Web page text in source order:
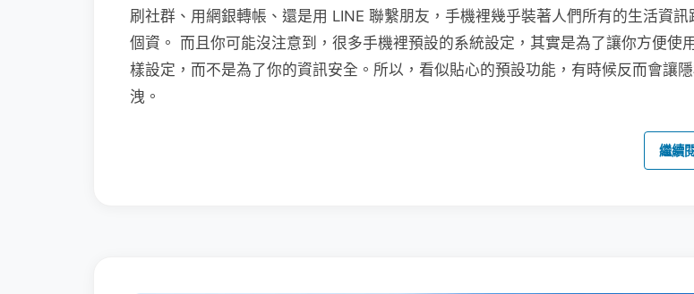
刷社群、用網銀轉帳、還是用 LINE 聯繫朋友，手機裡幾乎裝著人們所有的生活資訊
個資。 而且你可能沒注意到，很多手機裡預設的系統設定，其實是為了讓你方便使
樣設定，而不是為了你的資訊安全。所以，看似貼心的預設功能，有時候反而會讓
洩。
繼續